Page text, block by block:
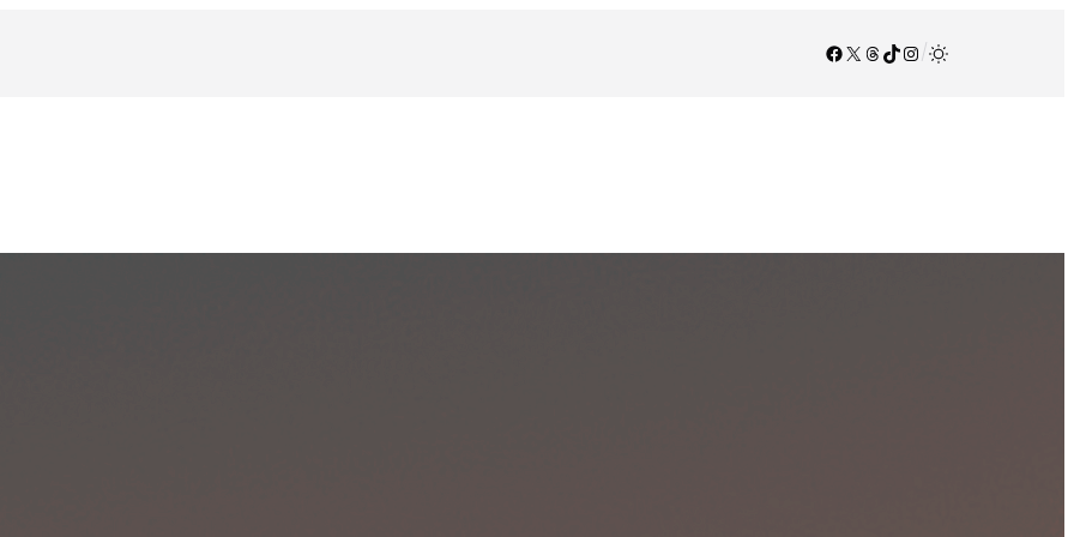
Facebook
X Threads
TikTok
Instagram
/